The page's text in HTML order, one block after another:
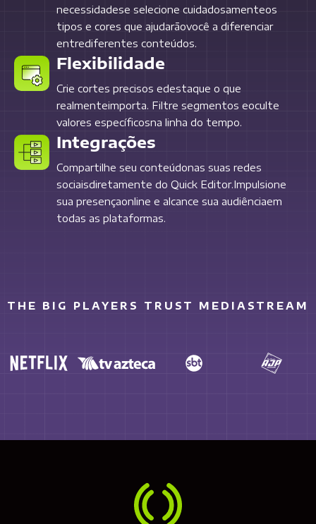
necessidadese selecione cuidadosamenteos
tipos e cores que ajudarãovocê a diferenciar
entrediferentes conteúdos.
Flexibilidade
Crie cortes precisos edestaque o que
realmenteimporta. Filtre segmentos eoculte
valores específicosna linha do tempo.
Integrações
Compartilhe seu conteúdonas suas redes
sociaisdiretamente do Quick Editor.Impulsione
sua presençaonline e alcance sua audiênciaem
todas as plataformas.
THE BIG PLAYERS TRUST MEDIASTREAM